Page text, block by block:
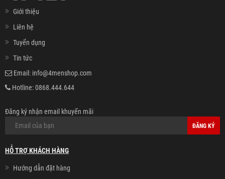
Giới thiệu
Liên hệ
Tuyển dụng
Tin tức
Email: info@4menshop.com
Hotline:0868.444.644
Đăng ký nhận email khuyến mãi
ĐĂNG KÝ
HỖ TRỢ KHÁCH HÀNG
Hướng dẫn đặt hàng